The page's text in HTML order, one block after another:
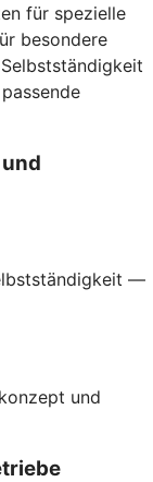
für spezielle
besondere
—
und